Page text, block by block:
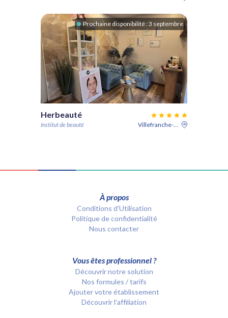
Prochaine disponibilité :3 septembre
Herbeauté
Institut de beauté Villefranche-sur-Saône
À propos
Conditions d’Utilisation
Politique de confidentialité
Nous contacter
Vous êtes professionnel ?
Découvrir notre solution
Nos formules / tarifs
Ajouter votre établissement
Découvrir l'affiliation